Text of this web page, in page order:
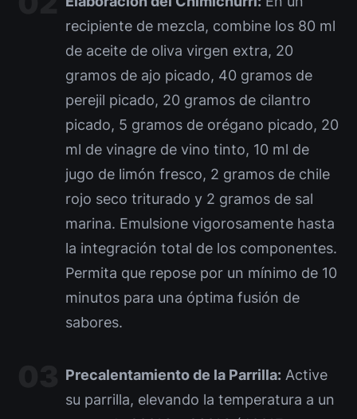
recipiente de mezcla, combine los 80 ml
de aceite de oliva virgen extra, 20
gramos de ajo picado, 40 gramos de
perejil picado, 20 gramos de cilantro
picado, 5 gramos de orégano picado, 20
ml de vinagre de vino tinto, 10 ml de
jugo de limón fresco, 2 gramos de chile
rojo seco triturado y 2 gramos de sal
marina. Emulsione vigorosamente hasta
la integración total de los componentes.
Permita que repose por un mínimo de 10
minutos para una óptima fusión de
sabores.
Precalentamiento de la Parrilla: Active
su parrilla, elevando la temperatura a un